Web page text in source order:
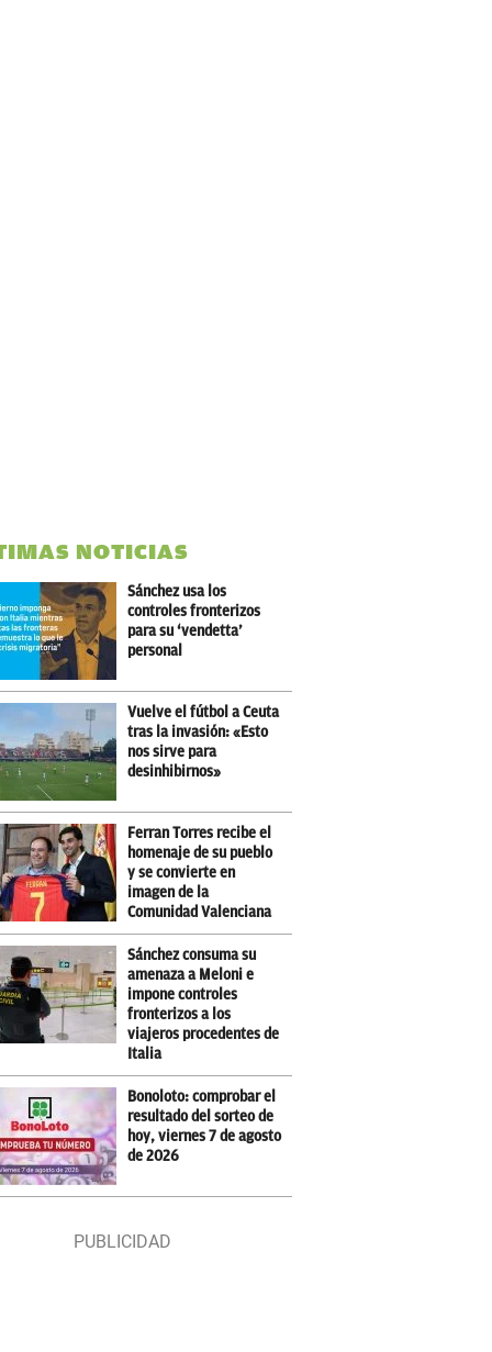
NOTICIAS
Sánchez usa los
controles fronterizos
para su ‘vendetta’
personal
Vuelve el fútbol a Ceuta
tras la invasión: «Esto
nos sirve para
desinhibirnos»
Ferran Torres recibe el
homenaje de su pueblo
y se convierte en
imagen de la
Comunidad Valenciana
Sánchez consuma su
amenaza a Meloni e
impone controles
fronterizos a los
viajeros procedentes de
Italia
Bonoloto: comprobar el
resultado del sorteo de
hoy, viernes 7 de agosto
de 2026